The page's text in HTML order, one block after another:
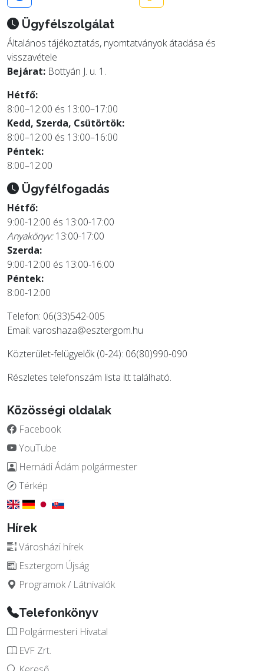
Ügyfélszolgálat
Általános tájékoztatás, nyomtatványok átadása és
visszavétele
Bejárat: Bottyán J. u. 1.
Hétfő:
8:00–12:00 és 13:00–17:00
Kedd, Szerda, Csütörtök:
8:00–12:00 és 13:00–16:00
Péntek:
8:00–12:00
Ügyfélfogadás
Hétfő:
9:00-12:00 és 13:00-17:00
Anyakönyv:13:00-17:00
Szerda:
9:00-12:00 és 13:00-16:00
Péntek:
8:00-12:00
Telefon: 06(33)542-005
Email: varoshaza@esztergom.hu
Közterület-felügyelők (0-24): 06(80)990-090
Részletes telefonszám lista itttalálható.
Közösségi oldalak
Facebook
YouTube
Hernádi Ádám polgármester
Térkép
Hírek
Városházi hírek
Esztergom Újság
Programok / Látnivalók
Telefonkönyv
Polgármesteri Hivatal
EVF Zrt.